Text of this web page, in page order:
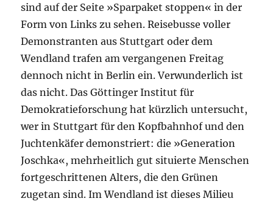
sind auf der Seite »Sparpaket stoppen« in der
Form von Links zu sehen. Reisebusse voller
Demonstranten aus Stuttgart oder dem
Wendland trafen am vergangenen Freitag
dennoch nicht in Berlin ein. Verwunderlich ist
das nicht. Das Göttinger Institut für
Demokratieforschung hat kürzlich untersucht,
wer in Stuttgart für den Kopfbahnhof und den
Juchtenkäfer demonstriert: die »Generation
Joschka«, mehrheitlich gut situierte Menschen
fortgeschrittenen Alters, die den Grünen
zugetan sind. Im Wendland ist dieses Milieu